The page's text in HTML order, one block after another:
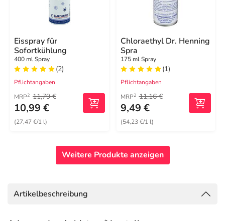
Eisspray für
Sofortkühlung
400 ml Spray
(2)
Pflichtangaben
MRP2 11,79 €
10,99 €
(27,47 €/1 l)
Chloraethyl Dr. Henning
Spra
175 ml Spray
(1)
Pflichtangaben
MRP2 11,16 €
9,49 €
(54,23 €/1 l)
Weitere Produkte anzeigen
Artikelbeschreibung